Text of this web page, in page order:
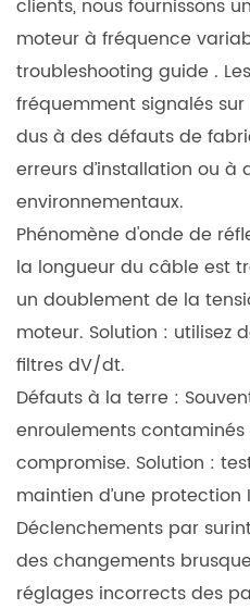
est
la
période
de
récupération
typique
pour
la
mise
à
niveau
vers
un
moteur
à
fréquence
variable
à
haut
rendement ?
clients, nous fournissons
moteur à fréquence
troubleshooting guide .
fréquemment signalés
dus à des défauts de
erreurs d’installation ou à
environnementaux.
Phénomène d'onde de
la longueur du câble est
un doublement de la
moteur. Solution : utilisez
filtres dV/dt.
Défauts à la terre :
enroulements
compromise. Solution :
maintien d’une protection
Déclenchements par
des changements
réglages incorrects des